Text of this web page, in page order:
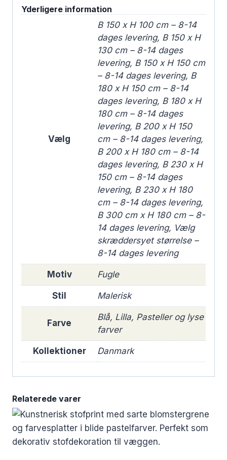
Yderligere information
Vælg
B 150 x H 100 cm – 8-14
dages levering, B 150 x H
130 cm – 8-14 dages
levering, B 150 x H 150 cm
– 8-14 dages levering, B
180 x H 150 cm – 8-14
dages levering, B 180 x H
180 cm – 8-14 dages
levering, B 200 x H 150
cm – 8-14 dages levering,
B 200 x H 180 cm – 8-14
dages levering, B 230 x H
150 cm – 8-14 dages
levering, B 230 x H 180
cm – 8-14 dages levering,
B 300 cm x H 180 cm – 8-
14 dages levering, Vælg
skræddersyet størrelse –
8-14 dages levering
Motiv Fugle
Stil Malerisk
Farve
Blå, Lilla, Pasteller og lyse
farver
Kollektioner Danmark
Relaterede varer